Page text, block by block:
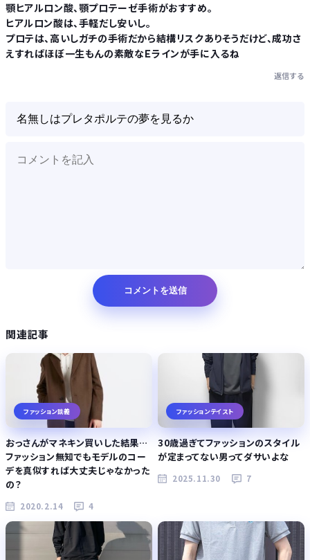
顎ヒアルロン酸、顎プロテーゼ手術がおすすめ。
ヒアルロン酸は、手軽だし安いし。
プロテは、高いしガチの手術だから結構リスクありそうだけど、成功さ
えすればほぼ一生もんの素敵なＥラインが手に入るね
返信する
関連記事
ファッション談義
おっさんがマネキン買いした結果…
ファッション無知でもモデルのコー
デを真似すれば大丈夫じゃなかった
の？
2020.2.14 4
ファッションテイスト
30歳過ぎてファッションのスタイル
が定まってない男ってダサいよな
2025.11.30 7